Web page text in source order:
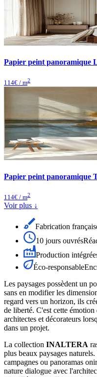
Papier peint panoramique
114€ / m2
Papier peint panoramique
114€ / m2
Voir plus ↓
Fabrication
10 jours ouvrés
Production intégrée
Éco-responsable
Les paysages possèdent un
sans en modifier les
regard vers un horizon, ils
de liberté. C'est cette
architectes et décorateurs
dans un projet.
La collection INALTERA
plus beaux paysages
campagnes ou panoramas
nature dialogue avec